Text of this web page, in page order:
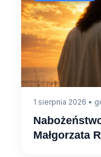
1 sierpnia 2026 •
Małgorzata